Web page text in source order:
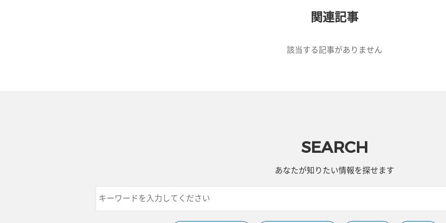
関連記事
該当する記事がありません
SEARCH
あなたが知りたい情報を探せます